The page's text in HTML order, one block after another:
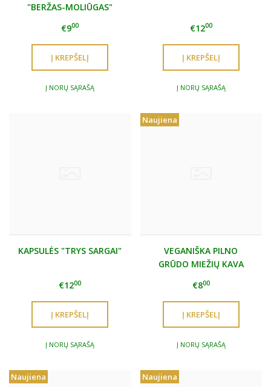
"BERŽAS-MOLIŪGAS"
€900
Į NORŲ SĄRAŠĄ
€1200
Į NORŲ SĄRAŠĄ
KAPSULĖS "TRYS SARGAI"
€1200
Į NORŲ SĄRAŠĄ
Naujiena
VEGANIŠKA PILNO
GRŪDO MIEŽIŲ KAVA
€800
Į NORŲ SĄRAŠĄ
Naujiena Naujiena